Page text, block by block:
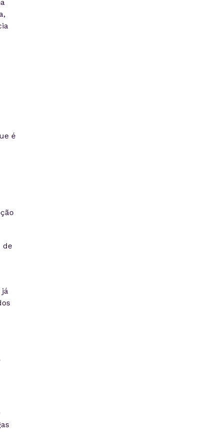
é
de